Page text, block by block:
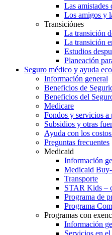
Las amistades
Los amigos y
Transiciónes
La transición
La transición
Estudios
Planeación
Seguro médico y ayuda
Información general
Beneficios de
Beneficios del
Medicare
Fondos y servicios a
Subsidios y otras
Ayuda con los
Preguntas frecuentes
Medicaid
Información
Medicaid
Transporte
STAR Kids –
Programa de
Programa
Programas con
Información
Servicios en